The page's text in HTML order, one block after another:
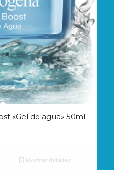
«Gel de agua» 50ml
Mostrar detalles